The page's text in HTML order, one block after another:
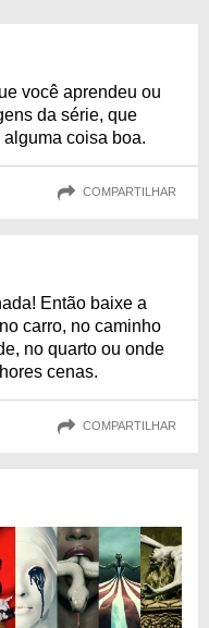
você aprendeu ou
da série, que
coisa boa.
COMPARTILHAR
Então baixe a
carro, no caminho
no quarto ou onde
cenas.
COMPARTILHAR